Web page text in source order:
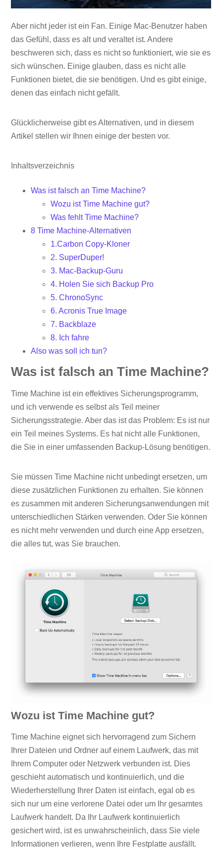
Aber nicht jeder ist ein Fan. Einige Mac-Benutzer haben
das Gefühl, dass es alt und veraltet ist. Andere
beschweren sich, dass es nicht so funktioniert, wie sie es
sich wünschen. Einige glauben, dass es nicht alle
Funktionen bietet, die sie benötigen. Und es gibt einige,
denen das einfach nicht gefällt.
Glücklicherweise gibt es Alternativen, und in diesem
Artikel stellen wir Ihnen einige der besten vor.
Inhaltsverzeichnis
Was ist falsch an Time Machine?
Wozu ist Time Machine gut?
Was fehlt Time Machine?
8 Time Machine-Alternativen
1.Carbon Copy-Kloner
2. SuperDuper!
3. Mac-Backup-Guru
4. Holen Sie sich Backup Pro
5. ChronoSync
6. Acronis True Image
7. Backblaze
8. Ich fahre
Also was soll ich tun?
Was ist falsch an Time Machine?
Time Machine ist ein effektives Sicherungsprogramm,
und ich verwende es selbst als Teil meiner
Sicherungsstrategie. Aber das ist das Problem: Es ist nur
ein Teil meines Systems. Es hat nicht alle Funktionen,
die Sie in einer umfassenden Backup-Lösung benötigen.
Sie müssen Time Machine nicht unbedingt ersetzen, um
diese zusätzlichen Funktionen zu erhalten. Sie können
es zusammen mit anderen Sicherungsanwendungen mit
unterschiedlichen Stärken verwenden. Oder Sie können
es nicht mehr verwenden und durch eine App ersetzen,
die alles tut, was Sie brauchen.
Wozu ist Time Machine gut?
Time Machine eignet sich hervorragend zum Sichern
Ihrer Dateien und Ordner auf einem Laufwerk, das mit
Ihrem Computer oder Netzwerk verbunden ist. Dies
geschieht automatisch und kontinuierlich, und die
Wiederherstellung Ihrer Daten ist einfach, egal ob es
sich nur um eine verlorene Datei oder um Ihr gesamtes
Laufwerk handelt. Da Ihr Laufwerk kontinuierlich
gesichert wird, ist es unwahrscheinlich, dass Sie viele
Informationen verlieren, wenn Ihre Festplatte ausfällt.